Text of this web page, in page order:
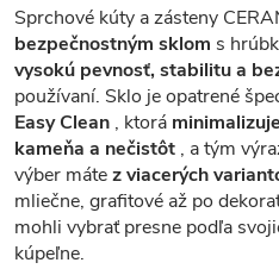
Sprchové kúty a zásteny
bezpečnostným sklom s
vysokú pevnosť, stabilitu a
používaní. Sklo je opatrené
Easy Clean , ktorá
kameňa a nečistôt , a tým
výber mátez viacerých
mliečne, grafitové až po
mohli vybrať presne podľa
kúpeľne.